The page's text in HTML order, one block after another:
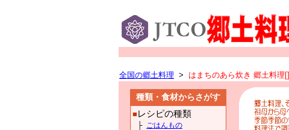
全国の郷土料理 > はまちのあら炊き 郷土料理[]
種類・食材からさがす
■ レシピの種類
├ ごはんもの